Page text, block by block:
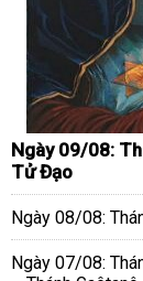
Ngày 09/08:
Tử Đạo
Ngày 08/08:
Ngày 07/08: